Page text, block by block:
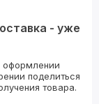
- уже
оформлении
поделиться
товара.